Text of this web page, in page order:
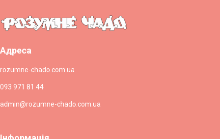
Адреса
rozumne-chado.com.ua
093 971 81 44
admin@rozumne-chado.com.ua